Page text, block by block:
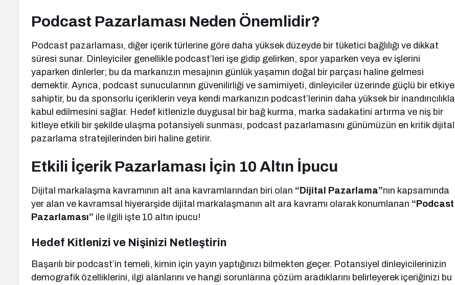
Podcast Pazarlaması Neden Önemlidir?
Podcast pazarlaması, diğer içerik türlerine göre daha yüksek düzeyde bir tüketici bağlılığı ve dikkat
süresi sunar. Dinleyiciler genellikle podcast’leri işe gidip gelirken, spor yaparken veya ev işlerini
yaparken dinlerler; bu da markanızın mesajının günlük yaşamın doğal bir parçası haline gelmesi
demektir. Ayrıca, podcast sunucularının güvenilirliği ve samimiyeti, dinleyiciler üzerinde güçlü bir etkiye
sahiptir, bu da sponsorlu içeriklerin veya kendi markanızın podcast’lerinin daha yüksek bir inandırıcılıkla
kabul edilmesini sağlar. Hedef kitlenizle duygusal bir bağ kurma, marka sadakatini artırma ve niş bir
kitleye etkili bir şekilde ulaşma potansiyeli sunması, podcast pazarlamasını günümüzün en kritik dijital
pazarlama stratejilerinden biri haline getirir.
Etkili İçerik Pazarlaması İçin 10 Altın İpucu
Dijital markalaşma kavramının alt ana kavramlarından biri olan “Dijital Pazarlama”nın kapsamında
yer alan ve kavramsal hiyerarşide dijital markalaşmanın alt ara kavramı olarak konumlanan “Podcast
Pazarlaması” ile ilgili işte 10 altın ipucu!
Hedef Kitlenizi ve Nişinizi Netleştirin
Başarılı bir podcast’in temeli, kimin için yayın yaptığınızı bilmekten geçer. Potansiyel dinleyicilerinizin
demografik özelliklerini, ilgi alanlarını ve hangi sorunlarına çözüm aradıklarını belirleyerek içeriğinizi bu